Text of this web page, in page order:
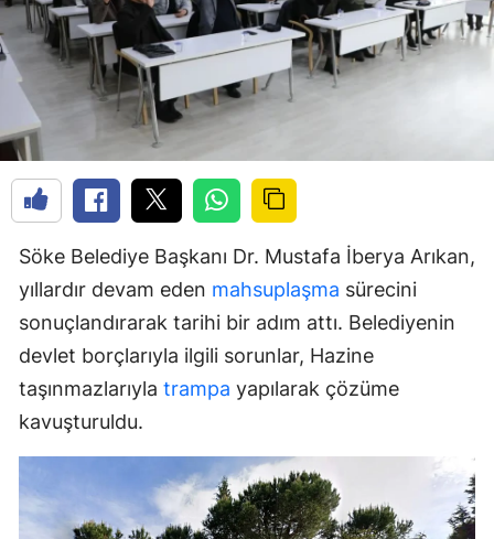
Söke Belediye Başkanı Dr. Mustafa İberya Arıkan,
yıllardır devam eden mahsuplaşma sürecini
sonuçlandırarak tarihi bir adım attı. Belediyenin
devlet borçlarıyla ilgili sorunlar, Hazine
taşınmazlarıyla trampa yapılarak çözüme
kavuşturuldu.